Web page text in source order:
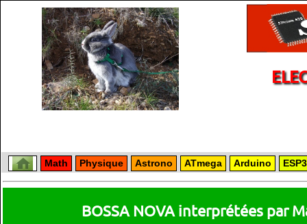
Math Physique Astrono ATmega Arduino
BOSSA NOVA interprétées par